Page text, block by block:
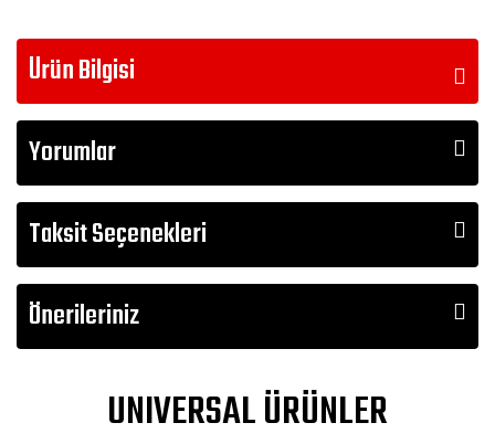
Ürün Bilgisi
Yorumlar
Taksit Seçenekleri
Önerileriniz
UNIVERSAL ÜRÜNLER